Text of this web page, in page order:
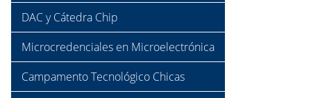
DAC y Cátedra Chip
Microcredenciales en Microelectrónica
Campamento Tecnológico Chicas